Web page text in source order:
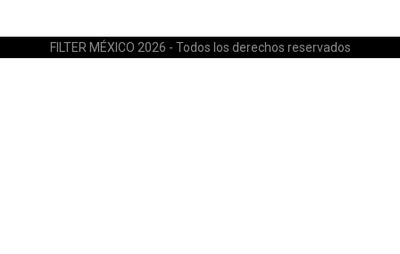
FILTER MÉXICO 2026 - Todos los derechos reservados